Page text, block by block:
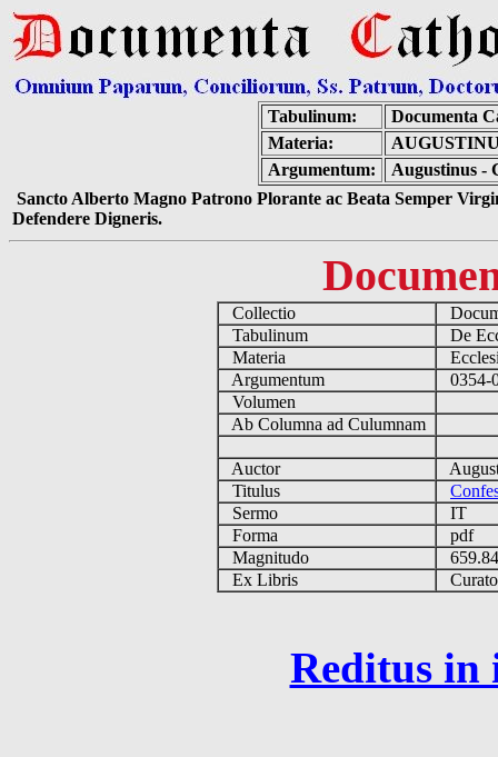
Tabulinum:
Documenta
Materia:
Argumentum:
Augustinus -
Sancto Alberto Magno Patrono Plorante ac Beata Semper
Defendere Digneris.
Collectio
Tabulinum
De
Materia
Argumentum
0354-
Volumen
Ab Columna ad Culumnam
Auctor
Titulus
Sermo
IT
Forma
pdf
Magnitudo
Ex Libris
Reditus in